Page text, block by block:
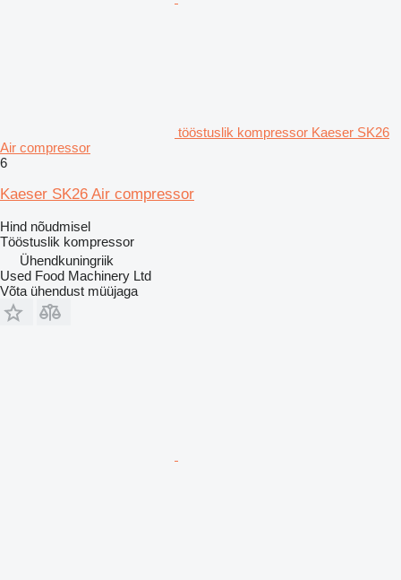
tööstuslik kompressor Kaeser SK26
Air compressor
6
Kaeser SK26 Air compressor
Hind nõudmisel
Tööstuslik kompressor
Ühendkuningriik
Used Food Machinery Ltd
Võta ühendust müüjaga